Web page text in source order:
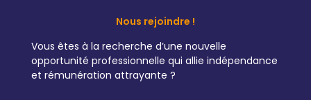
Nous rejoindre !
Vous êtes à la recherche d’une nouvelle
opportunité professionnelle qui allie indépendance
et rémunération attrayante ?